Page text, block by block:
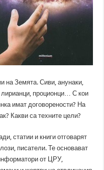
на Земята. Сиви, анунаки,
лирианци, проционци… С кои
имат договорености? На
Какви са техните цели?
статии и книги отговарят
писатели. Те основават
от ЦРУ,